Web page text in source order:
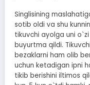
Singlisining
sotib oldi va shu
tikuvchi ayolga uni
buyurtma qildi.
bezaklarni ham olib
uchun ketadigan ipni
tikib berishini iltimos